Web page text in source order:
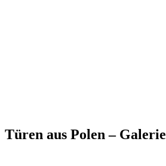
Türen aus Polen – Galerie